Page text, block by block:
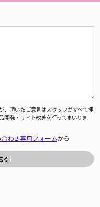
、頂いたご意見はスタッフがすべて拝
開発・サイト改善を行ってまいりま
合わせ専用フォームから